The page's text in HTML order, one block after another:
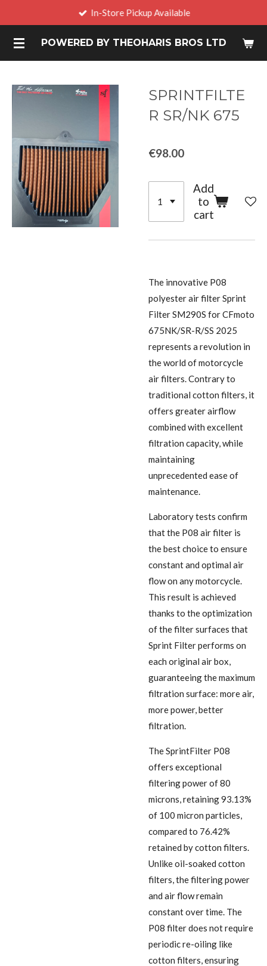
main
content
POWERED BY THEOHARIS BROS LTD
In-Store Pickup Available
SPRINTFILTE
R SR/NK 675
€98.00
Add
to
cart
The innovative P08
polyester air filter Sprint
Filter SM290S for CFmoto
675NK/SR-R/SS 2025
represents a revolution in
the world of motorcycle
air filters. Contrary to
traditional cotton filters, it
offers greater airflow
combined with excellent
filtration capacity, while
maintaining
unprecedented ease of
maintenance.
Laboratory tests confirm
that the P08 air filter is
the best choice to ensure
constant and optimal air
flow on any motorcycle.
This result is achieved
thanks to the optimization
of the filter surfaces that
Sprint Filter performs on
each original air box,
guaranteeing the maximum
filtration surface: more air,
more power, better
filtration.
The SprintFilter P08
offers exceptional
filtering power of 80
microns, retaining 93.13%
of 100 micron particles,
compared to 76.42%
retained by cotton filters.
Unlike oil-soaked cotton
filters, the filtering power
and air flow remain
constant over time. The
P08 filter does not require
periodic re-oiling like
cotton filters, ensuring